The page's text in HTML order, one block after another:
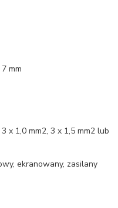
mm
x 1,0 mm2, 3 x 1,5 mm2 lub
ekranowany, zasilany